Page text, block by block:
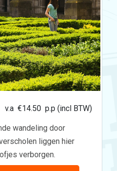
v.a €14.50p.p (incl BTW)
wandeling door
liggen hier
verborgen.